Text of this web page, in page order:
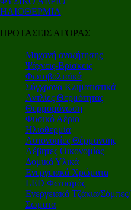
ΗΛΙΟΘΕΡΜΙΑ
ΠΡΟΤΑΣΕΙΣ ΑΓΟΡΑΣ
Μηχανή αναζήτησης –
Ψάχνεις-Βρίσκεις
Φωτοβολταϊκά
Σύγχρονα Κλιματιστικά
Αντλίες Θερμότητας
Θερμομόνωση
Φυσικό Αέριο
Ηλιοθερμία
Αυτονομίες Θέρμανσης
Λέβητες Οικονομίας
Δομικά Υλικά
Ενεργειακά Χρώματα
LED Φωτισμός
Ενεργειακά Τζάκια/Σόμπες/
Σώματα